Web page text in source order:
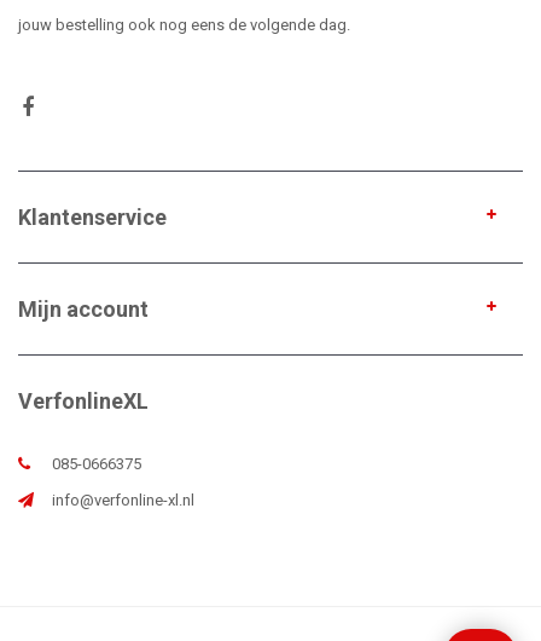
jouw bestelling ook nog eens de volgende dag.
Klantenservice
Mijn account
VerfonlineXL
085-0666375
info@verfonline-xl.nl